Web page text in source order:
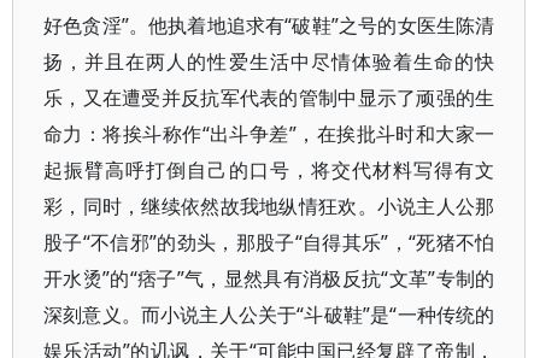
好色贪淫”。他执着地追求有“破鞋”之号的女医生陈清
扬，并且在两人的性爱生活中尽情体验着生命的快
乐，又在遭受并反抗军代表的管制中显示了顽强的生
命力：将挨斗称作“出斗争差”，在挨批斗时和大家一
起振臂高呼打倒自己的口号，将交代材料写得有文
彩，同时，继续依然故我地纵情狂欢。小说主人公那
股子“不信邪”的劲头，那股子“自得其乐”，“死猪不怕
开水烫”的“痞子”气，显然具有消极反抗“文革”专制的
深刻意义。而小说主人公关于“斗破鞋”是“一种传统的
娱乐活动”的讥讽，关于“可能中国已经复辟了帝制，